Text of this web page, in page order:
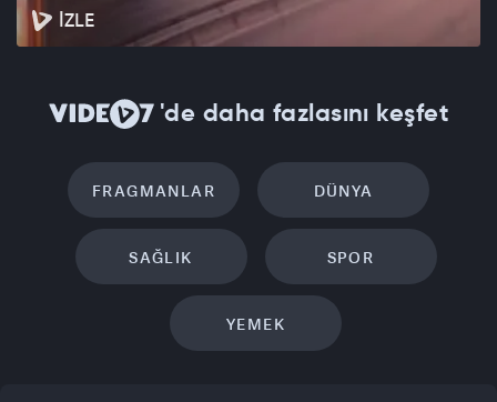
İZLE
'de daha fazlasını keşfet
FRAGMANLAR DÜNYA
SAĞLIK SPOR
YEMEK